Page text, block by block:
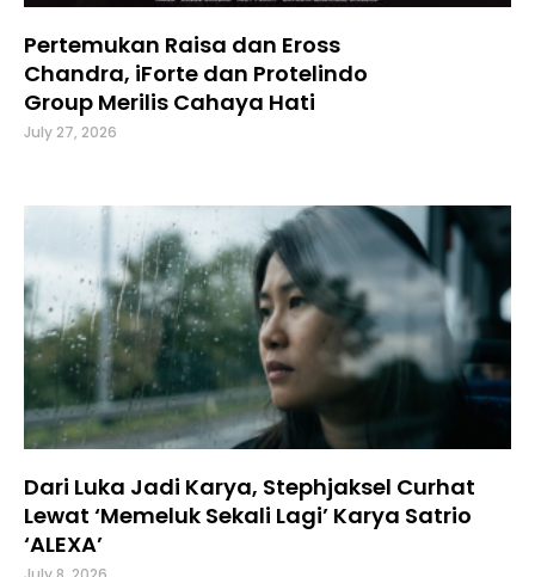
Pertemukan Raisa dan Eross
Chandra, iForte dan Protelindo
Group Merilis Cahaya Hati
July 27, 2026
Dari Luka Jadi Karya, Stephjaksel Curhat
Lewat ‘Memeluk Sekali Lagi’ Karya Satrio
‘ALEXA’